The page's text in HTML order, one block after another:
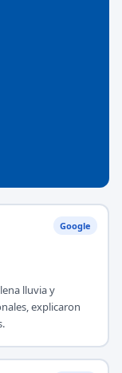
Google
lluvia y
explicaron